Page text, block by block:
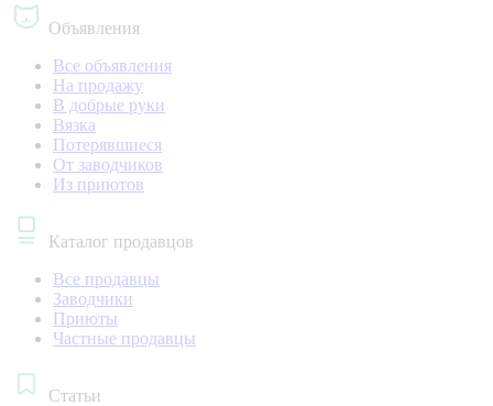
Объявления
Все объявления
На продажу
В добрые руки
Вязка
Потерявшиеся
От заводчиков
Из приютов
Каталог продавцов
Все продавцы
Заводчики
Приюты
Частные продавцы
Статьи